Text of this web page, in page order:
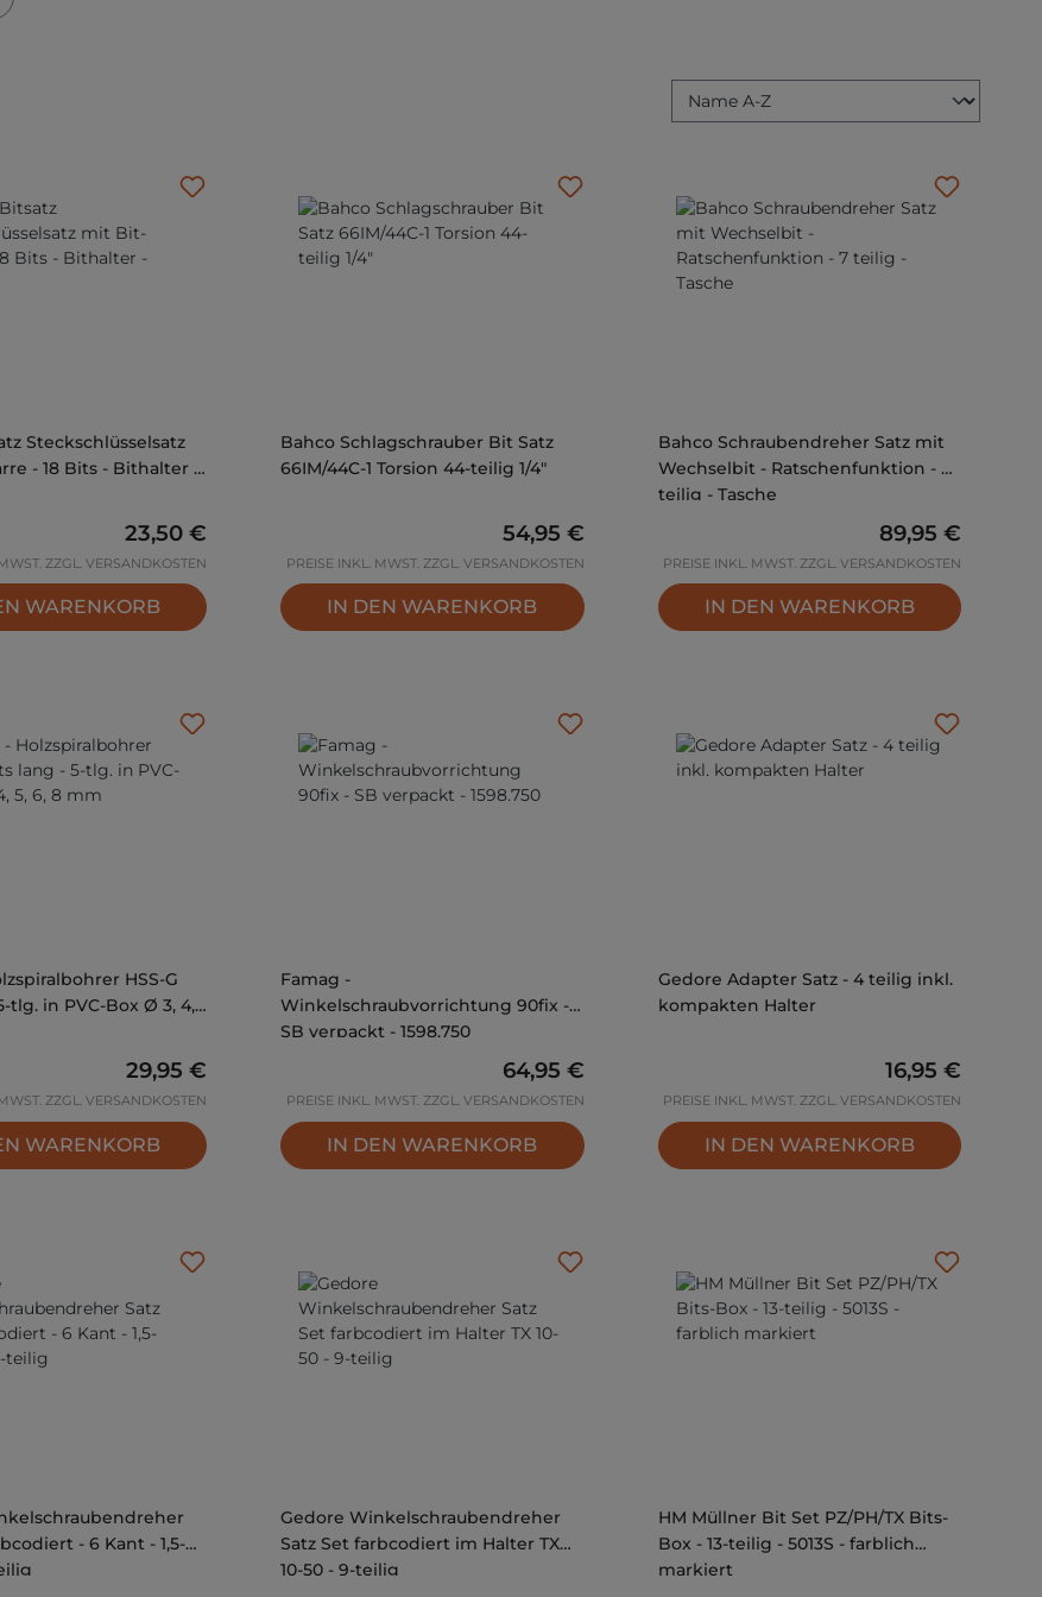
Steckschlüsselsatz
- 18 Bits - Bithalter -
Regulärer Preis:
23,50 €
ZZGL. VERSANDKOSTEN
WARENKORB
Bahco Schlagschrauber Bit Satz
66IM/44C-1 Torsion 44-teilig 1/4"
Regulärer Preis:
54,95 €
PREISE INKL. MWST. ZZGL. VERSANDKOSTEN
IN DEN WARENKORB
Bahco Schraubendreher Satz mit
Wechselbit - Ratschenfunktion - 7
teilig - Tasche
Regulärer
89,95 €
PREISE INKL. MWST. ZZGL. VERSANDKOSTEN
IN DEN WARENKORB
HSS-G
tlg. in PVC-Box Ø 3, 4,
Regulärer Preis:
29,95 €
ZZGL. VERSANDKOSTEN
WARENKORB
Famag -
Winkelschraubvorrichtung 90fix -
SB verpackt - 1598.750
Regulärer Preis:
64,95 €
PREISE INKL. MWST. ZZGL. VERSANDKOSTEN
IN DEN WARENKORB
Gedore Adapter Satz - 4 teilig inkl.
kompakten Halter
Regulärer
16,95 €
PREISE INKL. MWST. ZZGL. VERSANDKOSTEN
IN DEN WARENKORB
- 6 Kant - 1,5-
Gedore Winkelschraubendreher
Satz Set farbcodiert im Halter TX
10-50 - 9-teilig
HM Müllner Bit Set PZ/PH/TX Bits-
Box - 13-teilig - 5013S - farblich
markiert